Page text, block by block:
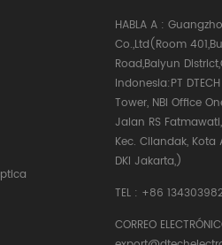
HABLA A :
Co.,Ltd(Room
Road,Baiyun
Indonesia:PT DTECH
Tower, NBI Office
Jalan RS
Kec. Cilandak,
DKI Jakarta,)
TEL : +86
CORREO